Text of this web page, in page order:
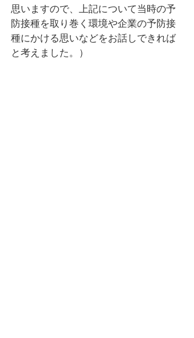
思いますので、上記について当時の予
防接種を取り巻く環境や企業の予防接
種にかける思いなどをお話しできれば
と考えました。）